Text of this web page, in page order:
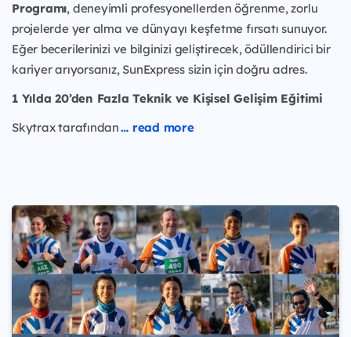
Programı, deneyimli profesyonellerden öğrenme, zorlu
projelerde yer alma ve dünyayı keşfetme fırsatı sunuyor.
Eğer becerilerinizi ve bilginizi geliştirecek, ödüllendirici bir
kariyer arıyorsanız, SunExpress sizin için doğru adres.
1 Yılda 20’den Fazla Teknik ve Kişisel Gelişim Eğitimi
Skytrax tarafından… read more